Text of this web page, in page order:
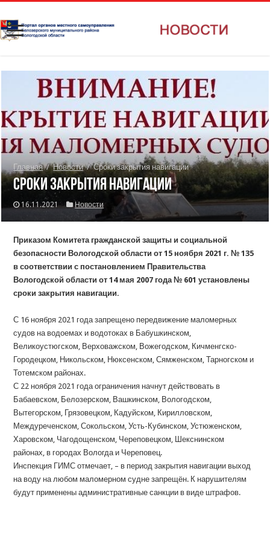
Главная / Новости / Сроки закрытия навигации
Сроки закрытия навигации
16.11.2021 Новости
Приказом Комитета гражданской защиты и социальной
безопасности Вологодской области от 15 ноября 2021 г. № 135
в соответствии с постановлением Правительства
Вологодской области от 14 мая 2007 года № 601 установлены
сроки закрытия навигации.
С 16 ноября 2021 года запрещено передвижение маломерных
судов на водоемах и водотоках в Бабушкинском,
Великоустюгском, Верховажском, Вожегодском, Кичменгско-
Городецком, Никольском, Нюксенском, Сямженском, Тарногском и
Тотемском районах.
С 22 ноября 2021 года ограничения начнут действовать в
Бабаевском, Белозерском, Вашкинском, Вологодском,
Вытегорском, Грязовецком, Кадуйском, Кирилловском,
Междуреченском, Сокольском, Усть-Кубинском, Устюженском,
Харовском, Чагодощенском, Череповецком, Шекснинском
районах, в городах Вологда и Череповец.
Инспекция ГИМС отмечает, – в период закрытия навигации выход
на воду на любом маломерном судне запрещён. К нарушителям
будут применены административные санкции в виде штрафов.